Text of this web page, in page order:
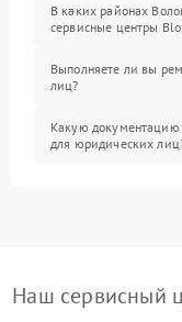
В каких районах
сервисные центры
Выполняете ли вы
лиц?
Какую документацию
для юридических
Наш сервисный